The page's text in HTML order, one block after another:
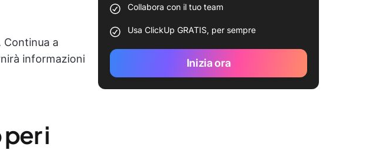
a
informazioni
i
Collabora con il tuo team
Usa ClickUp GRATIS, per sempre
Inizia ora